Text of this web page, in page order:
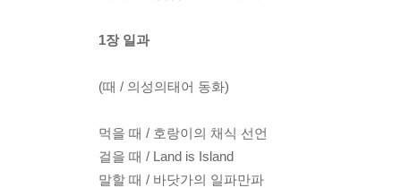
1장 일과
(때 / 의성의태어 동화)
먹을 때 / 호랑이의 채식 선언
걸을 때 / Land is Island
말할 때 / 바닷가의 일파만파